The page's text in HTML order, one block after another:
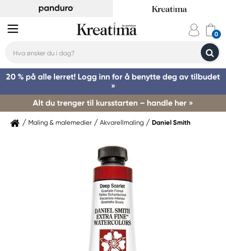
20 % på alle lerret! Logg inn for å benytte deg av tilbudet
»
Alt du trenger til kursstarten – handle her »
Maling & malemedier Akvarellmaling Daniel Smith